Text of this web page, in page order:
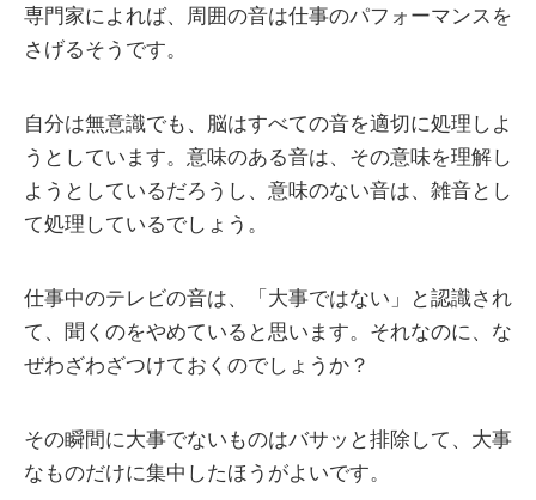
専門家によれば、周囲の音は仕事のパフォーマンスを
さげるそうです。
自分は無意識でも、脳はすべての音を適切に処理しよ
うとしています。意味のある音は、その意味を理解し
ようとしているだろうし、意味のない音は、雑音とし
て処理しているでしょう。
仕事中のテレビの音は、「大事ではない」と認識され
て、聞くのをやめていると思います。それなのに、な
ぜわざわざつけておくのでしょうか？
その瞬間に大事でないものはバサッと排除して、大事
なものだけに集中したほうがよいです。